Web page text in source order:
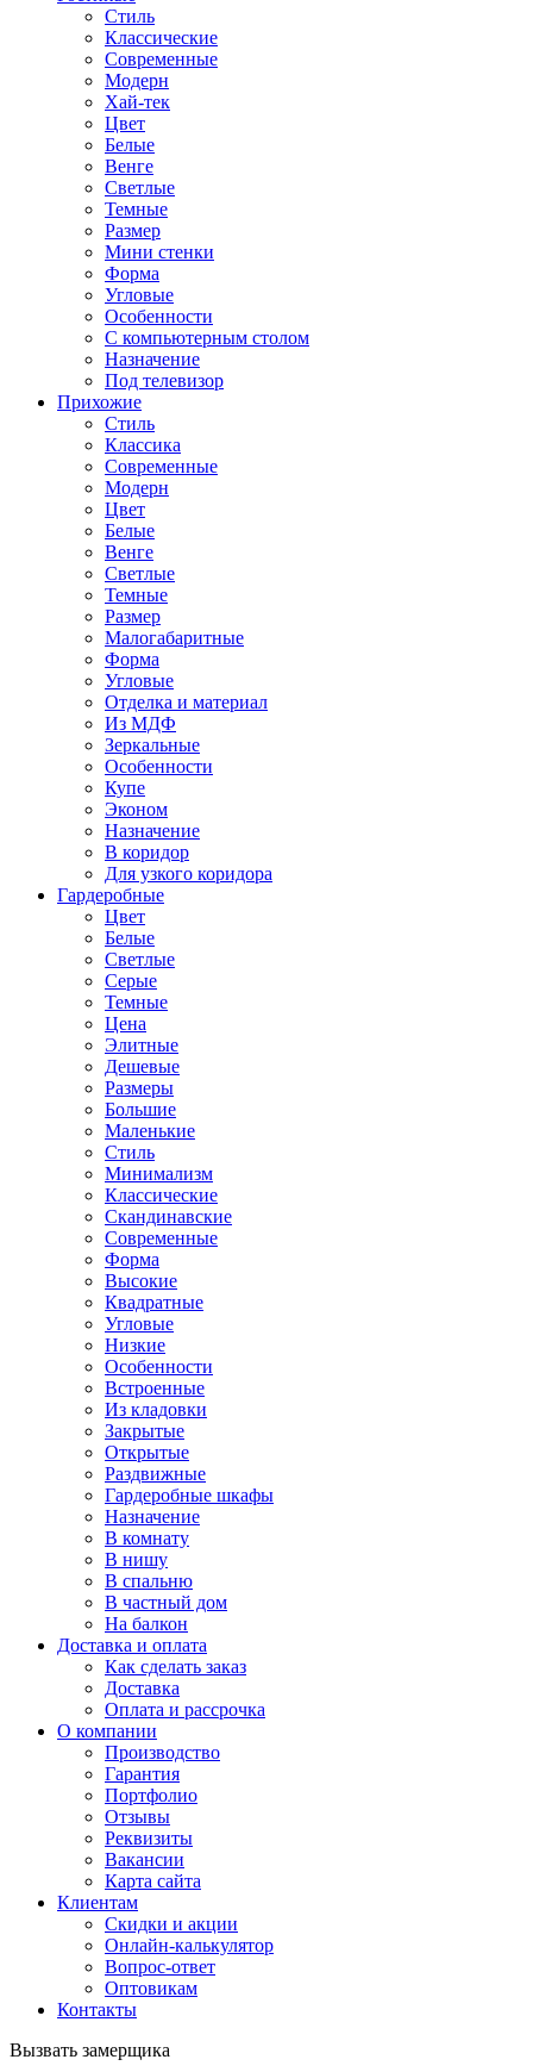
Стиль
Классические
Современные
Модерн
Хай-тек
Цвет
Белые
Венге
Светлые
Темные
Размер
Мини стенки
Форма
Угловые
Особенности
С компьютерным столом
Назначение
Под телевизор
Прихожие
Стиль
Классика
Современные
Модерн
Цвет
Белые
Венге
Светлые
Темные
Размер
Малогабаритные
Форма
Угловые
Отделка и материал
Из МДФ
Зеркальные
Особенности
Купе
Эконом
Назначение
В коридор
Для узкого коридора
Гардеробные
Цвет
Белые
Светлые
Серые
Темные
Цена
Элитные
Дешевые
Размеры
Большие
Маленькие
Стиль
Минимализм
Классические
Скандинавские
Современные
Форма
Высокие
Квадратные
Угловые
Низкие
Особенности
Встроенные
Из кладовки
Закрытые
Открытые
Раздвижные
Гардеробные шкафы
Назначение
В комнату
В нишу
В спальню
В частный дом
На балкон
Доставка и оплата
Как сделать заказ
Доставка
Оплата и рассрочка
О компании
Производство
Гарантия
Портфолио
Отзывы
Реквизиты
Вакансии
Карта сайта
Клиентам
Скидки и акции
Онлайн-калькулятор
Вопрос-ответ
Оптовикам
Контакты
Вызвать замерщика